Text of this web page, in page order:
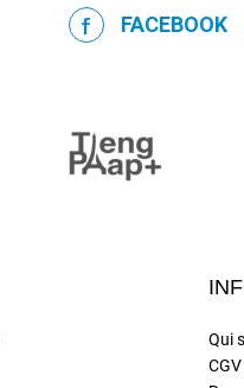
FACEBOOK
Qui
CGV